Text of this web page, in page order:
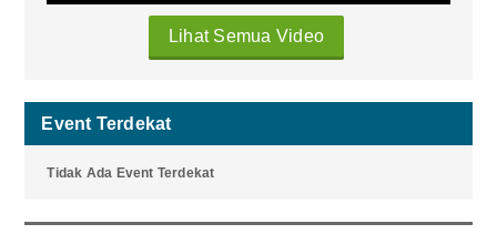
Lihat Semua Video
Event Terdekat
Tidak Ada Event Terdekat